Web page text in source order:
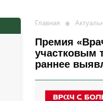
Главная
Премия
участковым
раннее